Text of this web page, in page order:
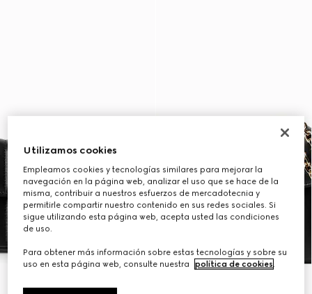
Utilizamos cookies
Empleamos cookies y tecnologías similares para mejorar la
navegación en la página web, analizar el uso que se hace de la
misma, contribuir a nuestros esfuerzos de mercadotecnia y
permitirle compartir nuestro contenido en sus redes sociales. Si
sigue utilizando esta página web, acepta usted las condiciones
de uso.
Para obtener más información sobre estas tecnologías y sobre su
uso en esta página web, consulte nuestra
política de cookies.